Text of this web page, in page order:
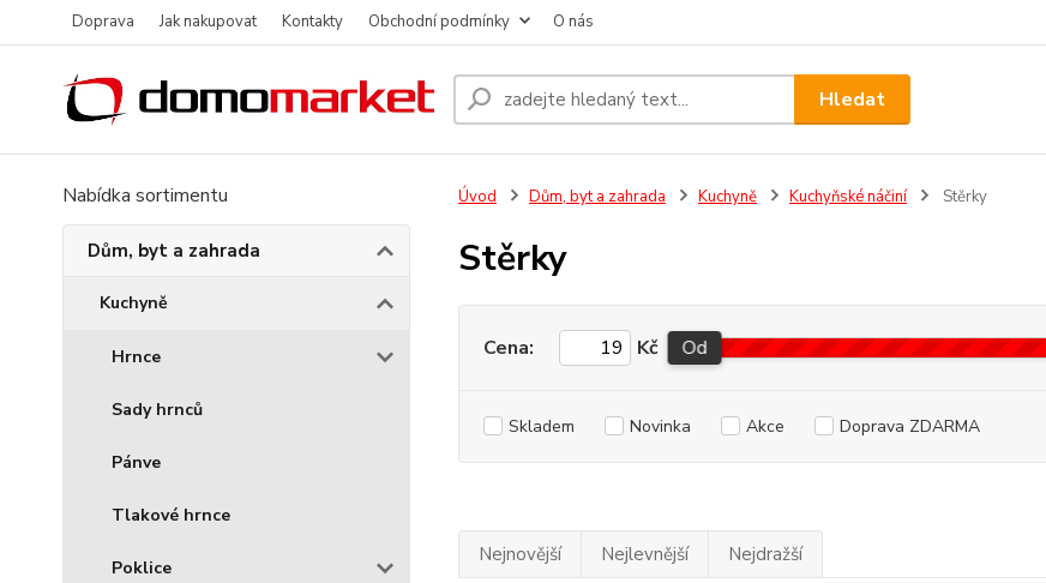
Doprava Jak nakupovat Kontakty Obchodní podmínky O nás
Hledat
Nabídka sortimentu
Dům, byt a zahrada
Kuchyně
Hrnce
Sady hrnců
Pánve
Tlakové hrnce
Poklice
Úvod Dům, byt a zahrada Kuchyně Kuchyňské náčiní Stěrky
Stěrky
Cena: Kč Od
Skladem Novinka Akce Doprava ZDARMA
Nejnovější Nejlevnější Nejdražší